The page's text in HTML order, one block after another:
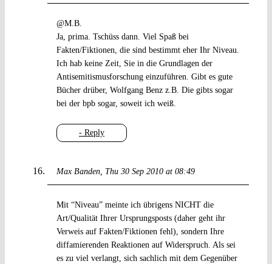
- Reply
@M.B.
Ja, prima. Tschüss dann. Viel Spaß bei
Fakten/Fiktionen, die sind bestimmt eher Ihr Niveau.
Ich hab keine Zeit, Sie in die Grundlagen der
Antisemitismusforschung einzuführen. Gibt es gute
Bücher drüber, Wolfgang Benz z.B. Die gibts sogar
bei der bpb sogar, soweit ich weiß.
Max Banden Thu 30 Sep 2010 at 08:49
Mit “Niveau” meinte ich übrigens NICHT die
Art/Qualität Ihrer Ursprungsposts (daher geht ihr
Verweis auf Fakten/Fiktionen fehl), sondern Ihre
diffamierenden Reaktionen auf Widerspruch. Als sei
es zu viel verlangt, sich sachlich mit dem Gegenüber